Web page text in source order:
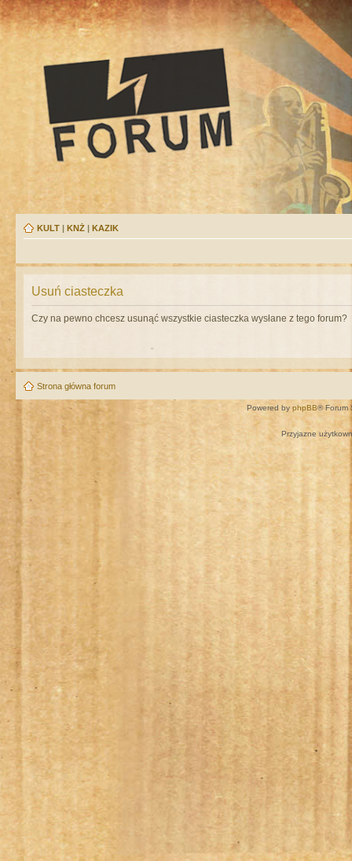
KULT | KNŻ | KAZIK
Usuń ciasteczka
Czy na pewno chcesz usunąć wszystkie ciasteczka wysłane z tego forum?
Strona główna forum
Powered by phpBB® Forum
Przyjazne